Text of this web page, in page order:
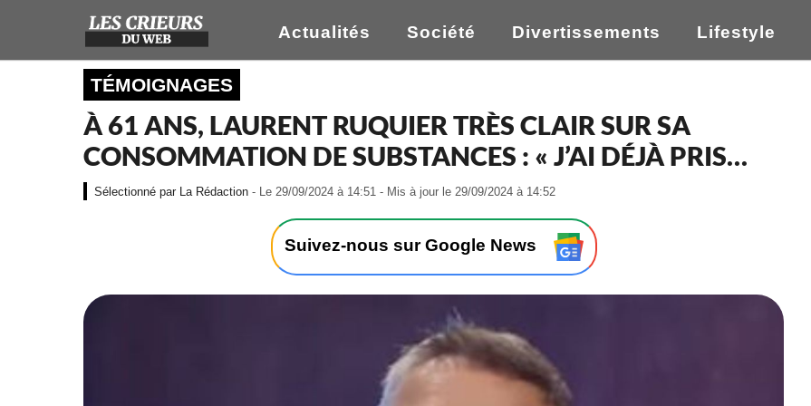
Actualités Société Divertissements Lifestyle
TÉMOIGNAGES
À 61 ANS, LAURENT RUQUIER TRÈS CLAIR SUR SA
CONSOMMATION DE SUBSTANCES : « J’AI DÉJÀ PRIS…
La Rédaction - Le 29/09/2024 à 14:51 - Mis à jour le 29/09/2024 à 14:52
2
9
/
0
2
Suivez-nous sur Google News